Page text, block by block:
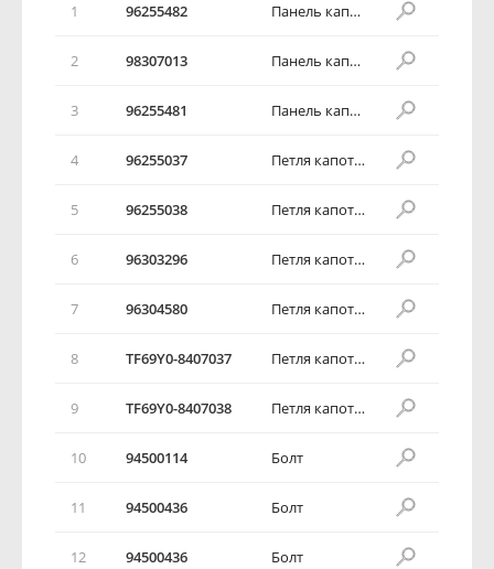
1 96255482 Панель капота в сборе
2 98307013 Панель капота в сборе
3 96255481 Панель капота в сборе
4 96255037 Петля капота в сборе
5 96255038 Петля капота в сборе
6 96303296 Петля капота в сборе
7 96304580 Петля капота в сборе
8 TF69Y0-8407037 Петля капота в сборе
9 TF69Y0-8407038 Петля капота в сборе
10 94500114 Болт
11 94500436 Болт
12 94500436 Болт